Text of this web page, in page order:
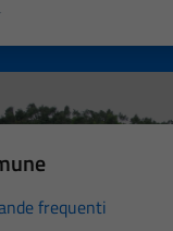
5 stelle su 5
stelle su 5
su 5
5
frequenti